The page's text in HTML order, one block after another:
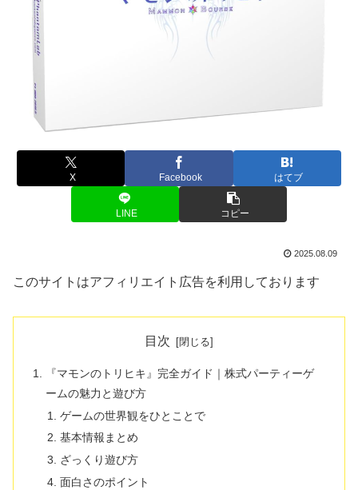
X Facebook はてブ
LINE コピー
2025.08.09
このサイトはアフィリエイト広告を利用しております
目次
『マモンのトリヒキ』完全ガイド｜株式パーティーゲ
ームの魅力と遊び方
ゲームの世界観をひとことで
基本情報まとめ
ざっくり遊び方
面白さのポイント